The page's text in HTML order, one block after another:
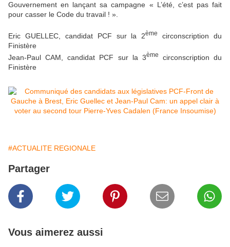
Gouvernement en lançant sa campagne « L’été, c’est pas fait
pour casser le Code du travail ! ».
Eric GUELLEC, candidat PCF sur la 2ème
circonscription du
Finistère
Jean-Paul CAM, candidat PCF sur la 3ème
circonscription du
Finistère
#ACTUALITE REGIONALE
Partager
Vous aimerez aussi